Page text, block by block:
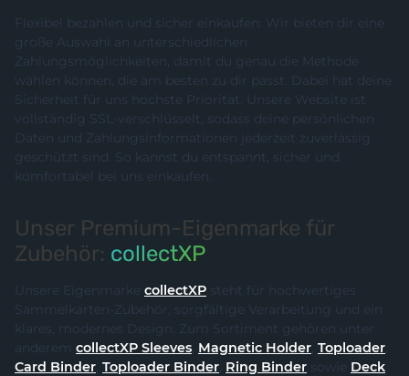
Flexibel bezahlen und sicher einkaufen: Wir bieten dir eine
große Auswahl an unterschiedlichen
Zahlungsmöglichkeiten, damit du genau die Methode
wählen können, die am besten zu dir passt. Dabei hat deine
Sicherheit für uns höchste Priorität. Unsere Website ist
vollständig SSL-verschlüsselt, sodass deine persönlichen
Daten und Zahlungsinformationen jederzeit zuverlässig
geschützt sind. So kannst du entspannt, sicher und
komfortabel bei uns einkaufen.
Unser Premium-Eigenmarke für
Zubehör: collectXP
Unsere Eigenmarke collectXP steht für hochwertiges
Sammelkarten-Zubehör, sorgfältige Verarbeitung und ein
klares, modernes Design. Zum Sortiment gehören unter
anderem collectXP Sleeves, Magnetic Holder, Toploader,
Card Binder, Toploader Binder, Ring Binder sowie Deck